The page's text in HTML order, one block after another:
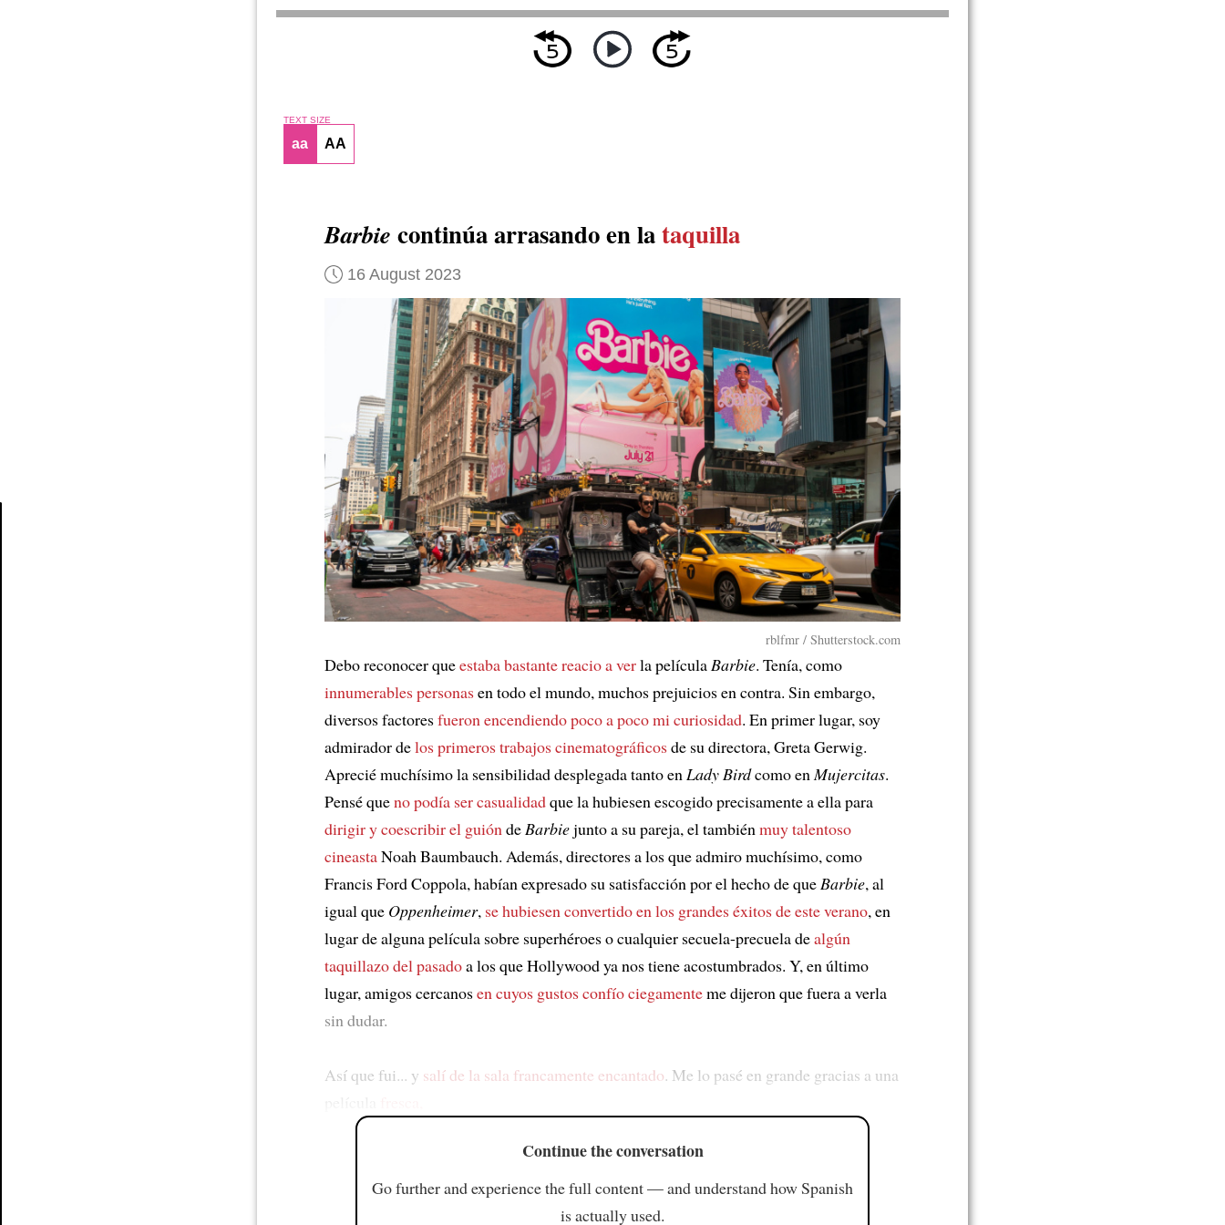
TEXT SIZE
aa AA
Barbie continúa arrasando en lataquilla
16 August 2023
rblfmr / Shutterstock.com
Debo reconocer queestaba bastante reacio a verla película Barbie. Tenía, como
innumerables personasen todo el mundo, muchos prejuicios en contra. Sin embargo,
diversos factoresfueron encendiendo poco a poco mi curiosidad. En primer lugar, soy
admirador delos primeros trabajos cinematográficosde su directora, Greta Gerwig.
Aprecié muchísimo la sensibilidad desplegada tanto en Lady Birdcomo en Mujercitas.
Pensé queno podía ser casualidadque la hubiesen escogido precisamente a ella para
dirigir y coescribir el guión de Barbiejunto a su pareja, el también muy talentoso
cineastaNoah Baumbauch. Además, directores a los que admiro muchísimo, como
Francis Ford Coppola, habían expresado su satisfacción por el hecho de que Barbie, al
igual que Oppenheimer, se hubiesen convertido en los grandes éxitos de este verano, en
lugar de alguna película sobre superhéroes o cualquier secuela-precuela dealgún
taquillazo del pasadoa los que Hollywood ya nos tiene acostumbrados. Y, en último
lugar, amigos cercanosen cuyos gustos confío ciegamenteme dijeron que fuera a verla
sin dudar.
Así que fui... y salí de la sala francamente encantado. Me lo pasé en grande gracias a una
Continue the conversation
Go further and experience the full content — and understand how Spanish
is actually used.